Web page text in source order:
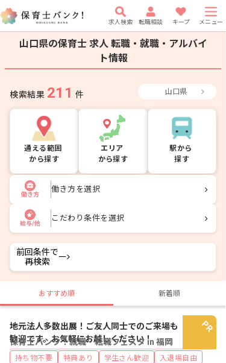
求人検索 転職相談 キープ メニュー
山口県の保育士 求人 転職・就職・アルバイ
ト情報
検索結果 211 件 山口県
通える範囲
から探す
エリア
から探す
駅から
探す
働き方
働き方を選択
給与/他
こだわり条件を選択
前回条件で
再検索
ー
おすすめ順 新着順
保育士バンク！就職・転職フェスタ in 福岡
地元法人多数出展！ご友人同士でのご来場も
歓迎です。お気軽にお越しください！
持ち物不要 特典あり 学生さん歓迎 入退場自由